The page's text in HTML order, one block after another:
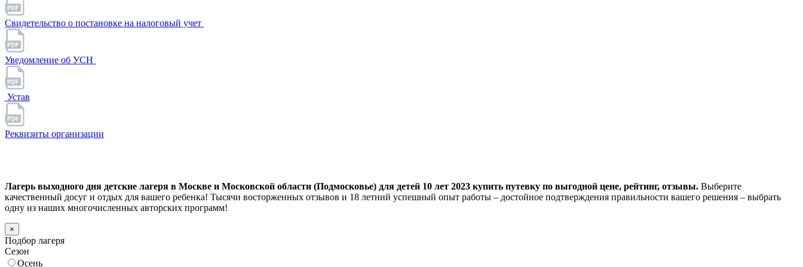
Свидетельство о постановке на налоговый учет
Уведомление об УСН
Устав
Реквизиты организации
Лагерь выходного дня детские лагеря в Москве и Московской области (Подмосковье) для детей 10 лет 2023 купить путевку по выгодной цене, рейтинг, отзывы. Выберите
качественный досуг и отдых для вашего ребенка! Тысячи восторженных отзывов и 18 летний успешный опыт работы – достойное подтверждения правильности вашего решения – выбрать
одну из наших многочисленных авторских программ!
×
Подбор лагеря
Сезон
Осень